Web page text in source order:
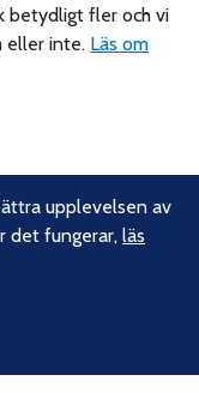
betydligt fler och vi
eller inte. Läs om
upplevelsen av
det fungerar,läs